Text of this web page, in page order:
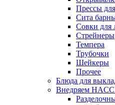
Прессы
Сита
Совки для
Стрейнеры
Темпера
Трубочки
Шейкеры
Прочее
Блюда для
Внедряем